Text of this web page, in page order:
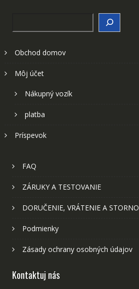
Obchod domov
Môj účet
Nákupný vozík
platba
Príspevok
FAQ
ZÁRUKY A TESTOVANIE
DORUČENIE, VRÁTENIE A STORNO
Podmienky
Zásady ochrany osobných údajov
Kontaktuj nás